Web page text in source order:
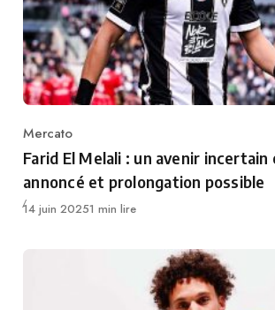
Category
Mercato
Farid El Melali : un avenir
annoncé et prolongation possible
Publié
14 juin 20251 min lire